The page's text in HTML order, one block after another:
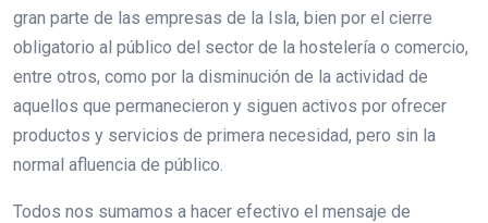
gran parte de las empresas de la Isla, bien por el cierre
obligatorio al público del sector de la hostelería o comercio,
entre otros, como por la disminución de la actividad de
aquellos que permanecieron y siguen activos por ofrecer
productos y servicios de primera necesidad, pero sin la
normal afluencia de público.
Todos nos sumamos a hacer efectivo el mensaje de